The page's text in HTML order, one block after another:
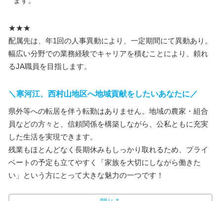
★★★
配属先は、年1回の人事異動により、一定期間にて異動あり。
幅広い分野での業務経験でキャリアを積むことにより、頼れ
るJA職員を目指します。
＼寒河江、西村山地区へ地域貢献をしたいあなたに／
県外等への転居を伴う転勤はありません。地域の農家・組合
員などの方々と、信頼関係を構築しながら、公私ともに充実
した生活を実現できます。
残業もほとんどなく長期休みもしっかり取れるため、プライ
ベートの予定も立てやすく「家族を大切にしながら働きた
い」という方にとって大きな魅力の一つです！